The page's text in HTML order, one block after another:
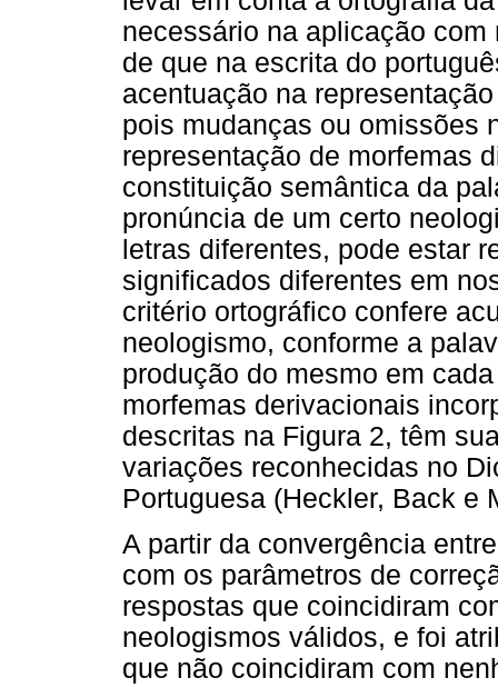
necessário na aplicação
de que na escrita do
acentuação na
pois mudanças ou omissões
representação de morfemas
constituição semântica da
pronúncia de um certo
letras diferentes, pode estar
significados diferentes em
critério ortográfico confere
neologismo, conforme a
produção do mesmo em
morfemas derivacionais
descritas na Figura 2, têm
variações reconhecidas no
Portuguesa (Heckler, Back e
A partir da convergência
com os parâmetros de
respostas que coincidiram
neologismos válidos, e foi
que não coincidiram com